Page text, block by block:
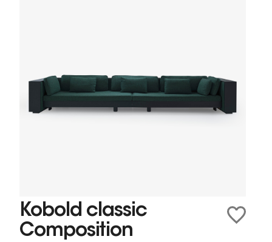
Kobold classic
Composition